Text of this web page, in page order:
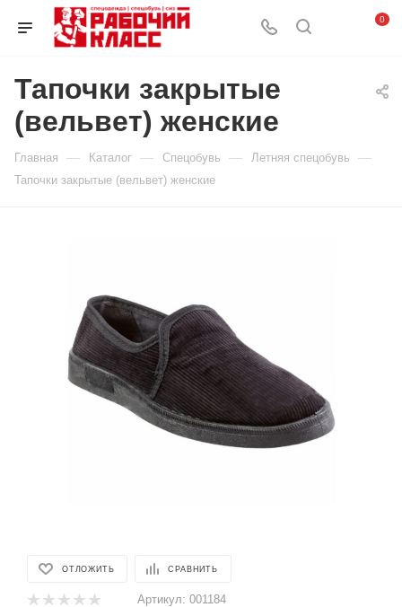
0
Тапочки закрытые
(вельвет) женские
Главная — Каталог — Спецобувь — Летняя спецобувь —
Тапочки закрытые (вельвет) женские
ОТЛОЖИТЬ СРАВНИТЬ
Артикул: 001184